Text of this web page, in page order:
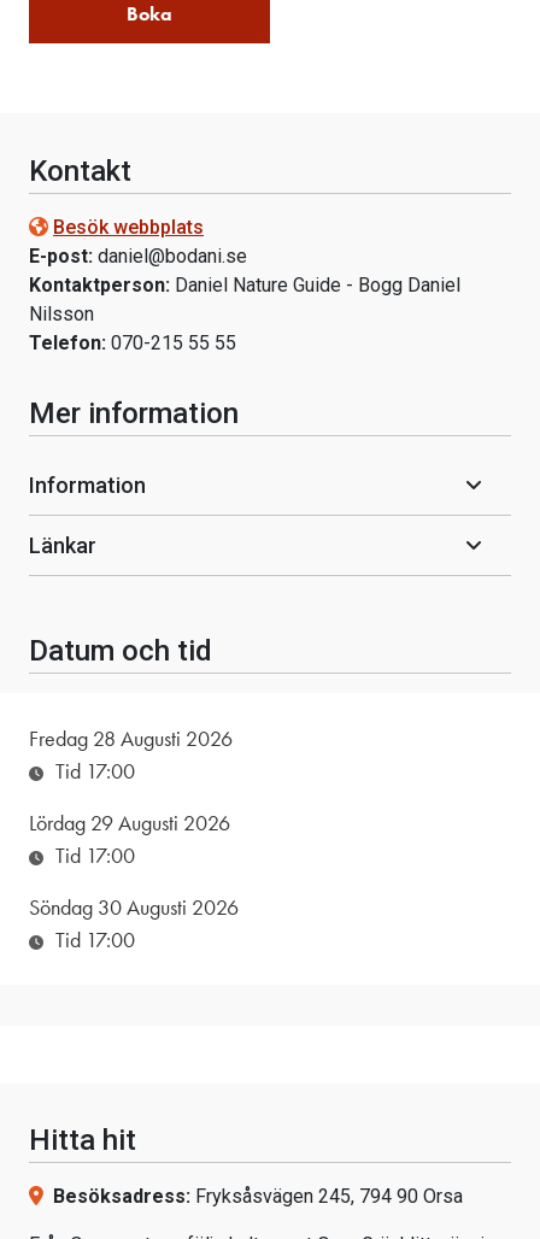
Boka
Kontakt
Besök webbplats
E-post: daniel@bodani.se
Kontaktperson: Daniel Nature Guide - Bogg Daniel
Nilsson
Telefon: 070-215 55 55
Mer information
Information
Länkar
Datum och tid
Fredag 28 Augusti 2026
Tid 17:00
Lördag 29 Augusti 2026
Tid 17:00
Söndag 30 Augusti 2026
Tid 17:00
Hitta hit
Besöksadress: Fryksåsvägen 245, 794 90 Orsa